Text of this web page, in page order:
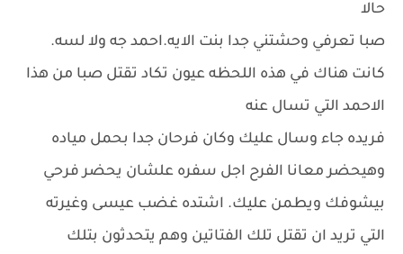
حالا
صبا تعرفي وحشتني جدا بنت الايه.احمد جه ولا لسه.
كانت هناك في هذه اللحظه عيون تكاد تقتل صبا من هذا
الاحمد التي تسال عنه
فريده جاء وسال عليك وكان فرحان جدا بحمل مياده
وهيحضر معانا الفرح اجل سفره علشان يحضر فرحي
بيشوفك ويطمن عليك. اشتده غضب عيسى وغيرته
التي تريد ان تقتل تلك الفتاتين وهم يتحدثون بتلك